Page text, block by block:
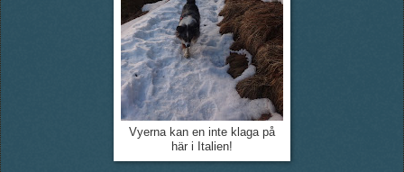
Vyerna kan en inte klaga på
här i Italien!